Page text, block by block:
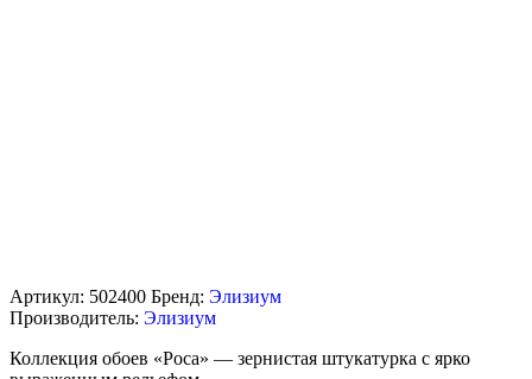
Артикул: 502400 Бренд: Элизиум
Производитель: Элизиум
Коллекция обоев «Роса» — зернистая штукатурка с ярко